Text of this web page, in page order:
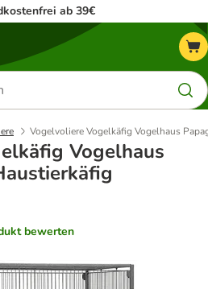
ab 39€
Vogelvoliere Vogelkäfig Vogelhaus
Vogelhaus
bewerten